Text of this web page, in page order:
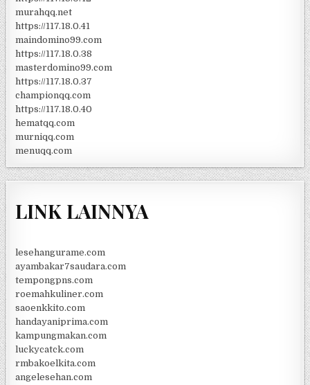
murahqq.net
https://117.18.0.41
maindomino99.com
https://117.18.0.38
masterdomino99.com
https://117.18.0.37
championqq.com
https://117.18.0.40
hematqq.com
murniqq.com
menuqq.com
LINK LAINNYA
lesehangurame.com
ayambakar7saudara.com
tempongpns.com
roemahkuliner.com
saoenkkito.com
handayaniprima.com
kampungmakan.com
luckycatck.com
rmbakoelkita.com
angelesehan.com